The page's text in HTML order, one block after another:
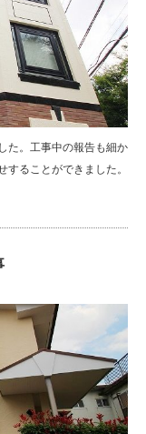
た。工事中の報告も細か
することができました。